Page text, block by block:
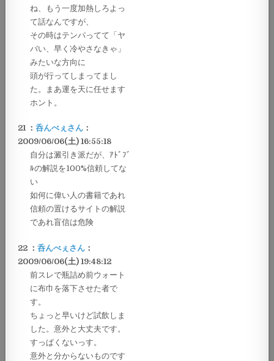
ね、もう一度加熱しろよっ
て話なんですが、
その時はテンパってて「ヤ
バい、早く冷やさなきゃ」
みたいな方向に
頭が行ってしまってまし
た。まあ運を天に任せます
ホント。
21 ：呑んべぇさん ：
2009/06/06(土) 16:55:18
自分は澱引き派だが、ｱﾄﾞﾌﾞ
ﾙの解説を100%信頼してな
い
如何に偉い人の書籍であれ
信頼の置けるサイトの解説
であれ盲信は危険
22 ：呑んべぇさん ：
2009/06/06(土) 19:48:12
前スレで瓶詰め前ウォート
に布巾を落下させた者で
す。
ちょっと早いけど試飲しま
した。意外と大丈夫です。
すっぱくないっす。
意外と分からないものです